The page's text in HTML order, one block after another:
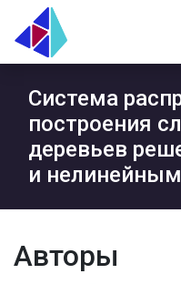
Система
построения
деревьев
и
Авторы